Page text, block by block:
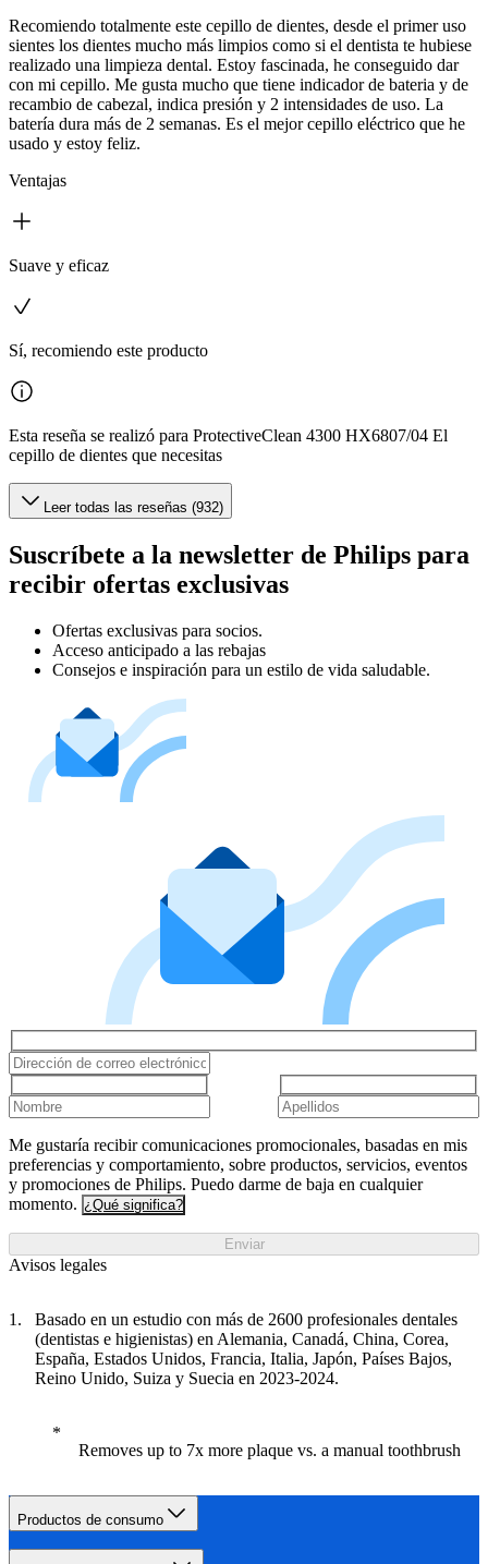
Recomiendo totalmente este cepillo de dientes, desde el primer uso
sientes los dientes mucho más limpios como si el dentista te hubiese
realizado una limpieza dental. Estoy fascinada, he conseguido dar
con mi cepillo. Me gusta mucho que tiene indicador de bateria y de
recambio de cabezal, indica presión y 2 intensidades de uso. La
batería dura más de 2 semanas. Es el mejor cepillo eléctrico que he
usado y estoy feliz.
Ventajas
Suave y eficaz
Sí, recomiendo este producto
Esta reseña se realizó para ProtectiveClean 4300 HX6807/04 El
cepillo de dientes que necesitas
Leer todas las reseñas (932)
Suscríbete a la newsletter de Philips para
recibir ofertas exclusivas
Ofertas exclusivas para socios.
Acceso anticipado a las rebajas
Consejos e inspiración para un estilo de vida saludable.
Me gustaría recibir comunicaciones promocionales, basadas en mis
preferencias y comportamiento, sobre productos, servicios, eventos
y promociones de Philips. Puedo darme de baja en cualquier
momento. ¿Qué significa?
Enviar
Avisos legales
Basado en un estudio con más de 2600 profesionales dentales
(dentistas e higienistas) en Alemania, Canadá, China, Corea,
España, Estados Unidos, Francia, Italia, Japón, Países Bajos,
Reino Unido, Suiza y Suecia en 2023-2024.
Removes up to 7x more plaque vs. a manual toothbrush
Productos de consumo